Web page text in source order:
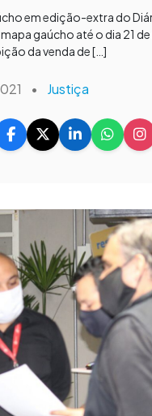
em edição-extra do
gaúcho até o dia 21
da venda de […]
• Justiça